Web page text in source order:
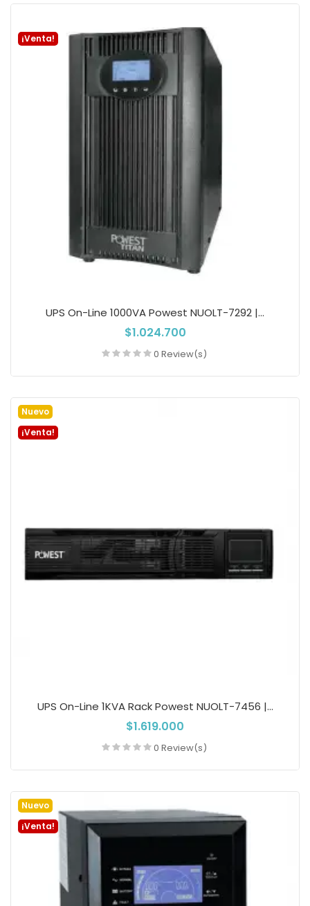
¡Venta!
UPS On-Line 1000VA Powest NUOLT-7292 |...
$1.024.700
0 Review(s)
Nuevo
¡Venta!
UPS On-Line 1KVA Rack Powest NUOLT-7456 |...
$1.619.000
0 Review(s)
Nuevo
¡Venta!